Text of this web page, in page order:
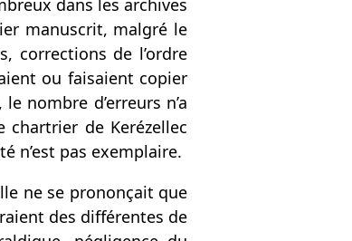
dans les archives
manuscrit, malgré le
corrections de l’ordre
ou faisaient copier
nombre d’erreurs n’a
chartrier de Kerézellec
n’est pas exemplaire.
ne se prononçait que
des différentes de